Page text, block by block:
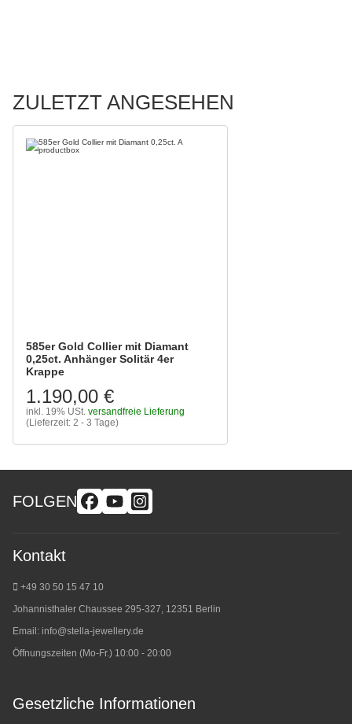
ZULETZT ANGESEHEN
585er Gold Collier mit Diamant
0,25ct. Anhänger Solitär 4er
Krappe
1.190,00 €
inkl. 19% USt. versandfreie Lieferung
(Lieferzeit: 2 - 3 Tage)
FOLGEN
Kontakt
+49 30 50 15 47 10
Johannisthaler Chaussee 295-327, 12351 Berlin
Email: info@stella-jewellery.de
Öffnungszeiten (Mo-Fr.) 10:00 - 20:00
Gesetzliche Informationen